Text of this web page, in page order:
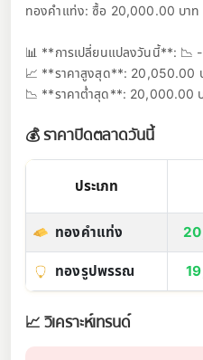
ทองคำแท่ง: ซื้อ 20,000.00 บา
📊 **การเปลี่ยนแปลงวันนี้**: 📉
📈 **ราคาสูงสุด**: 20,050.00
📉 **ราคาต่ำสุด**: 20,000.00
💰 ราคาปิดตลาดวันนี้
ประเภท
ทองคำแท่ง
ทองรูปพรรณ
📈 วิเคราะห์เทรนด์